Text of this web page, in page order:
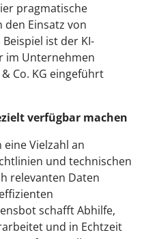
pragmatische
den Einsatz von
ist der KI-
im Unternehmen
Co. KG eingeführt
verfügbar machen
Vielzahl an
und technischen
relevanten Daten
schafft Abhilfe,
und in Echtzeit